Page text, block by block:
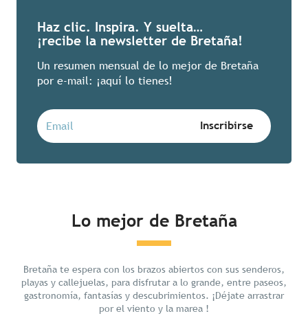
Haz clic. Inspira. Y suelta…
¡recibe la newsletter de Bretaña!
Un resumen mensual de lo mejor de Bretaña
por e-mail: ¡aquí lo tienes!
Lo mejor de Bretaña
Bretaña te espera con los brazos abiertos con sus senderos,
playas y callejuelas, para disfrutar a lo grande, entre paseos,
gastronomía, fantasías y descubrimientos. ¡Déjate arrastrar
por el viento y la marea !